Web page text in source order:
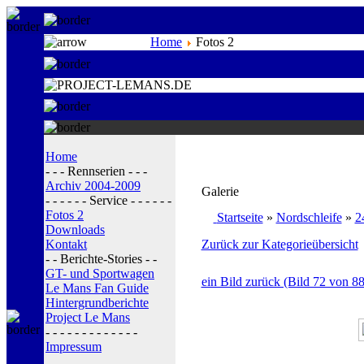
Home Fotos 2
Home
- - - Rennserien - - -
Archiv 2004-2009
- - - - - - Service - - - - - -
Fotos 2
Downloads
Kontakt
- - Berichte-Stories - -
GT- und Sportwagen
Le Mans Fan Guide
Hintergrundberichte
Project Le Mans
- - - - - - - - - - - - -
Impressum
Galerie
Startseite» Nordschleife»
Zurück zur Kategorieübersicht
ein Bild zurück (Bild 72 von